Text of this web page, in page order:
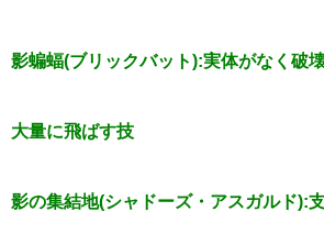
影蝙蝠(ブリックバット):実体がなく破
大量に飛ばす技
影の集結地(シャドーズ・アスガルド):